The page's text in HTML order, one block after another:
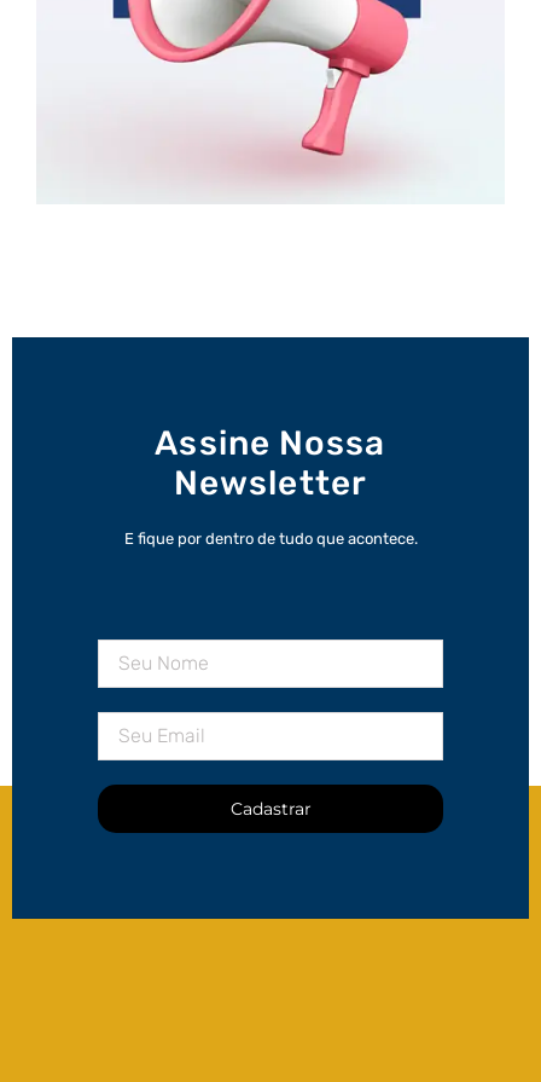
Assine Nossa
Newsletter
E fique por dentro de tudo que acontece.
Cadastrar